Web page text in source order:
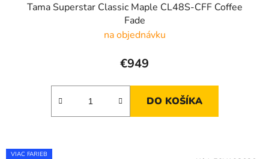
Tama Superstar Classic Maple CL48S-CFF Coffee
Fade
na objednávku
€949
DO KOŠÍKA
VIAC FARIEB